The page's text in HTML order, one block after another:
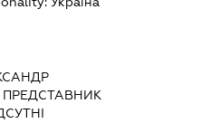
ПРЕДСТАВНИК